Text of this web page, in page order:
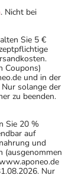
. Nicht bei
Sie 5 €
Coupons)
und in der
solange der
zu beenden.
Sie 20 %
auf
und
(ausgenommen
Nur